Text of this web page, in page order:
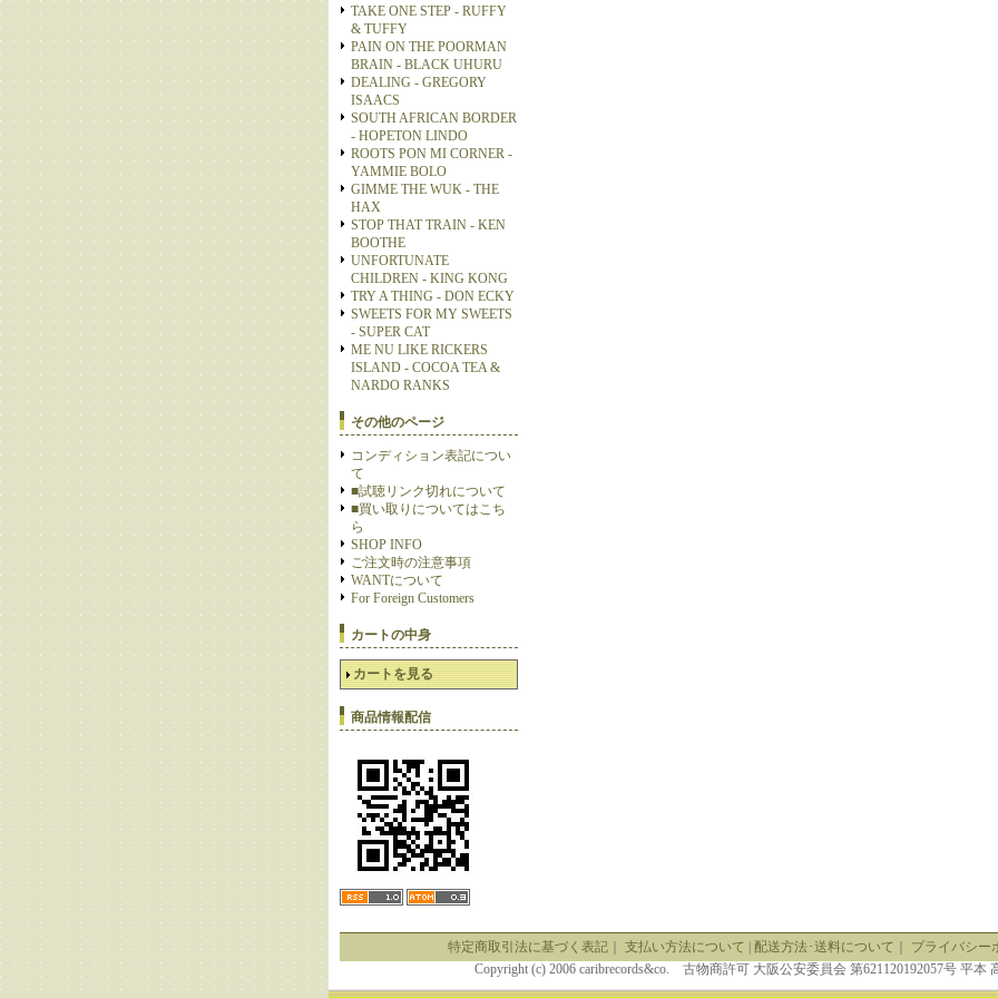
TAKE ONE STEP - RUFFY
& TUFFY
PAIN ON THE POORMAN
BRAIN - BLACK UHURU
DEALING - GREGORY
ISAACS
SOUTH AFRICAN BORDER
- HOPETON LINDO
ROOTS PON MI CORNER -
YAMMIE BOLO
GIMME THE WUK - THE
HAX
STOP THAT TRAIN - KEN
BOOTHE
UNFORTUNATE
CHILDREN - KING KONG
TRY A THING - DON ECKY
SWEETS FOR MY SWEETS
- SUPER CAT
ME NU LIKE RICKERS
ISLAND - COCOA TEA &
NARDO RANKS
その他のページ
コンディション表記につい
て
■試聴リンク切れについて
■買い取りについてはこち
ら
SHOP INFO
ご注文時の注意事項
WANTについて
For Foreign Customers
カートの中身
カートを見る
商品情報配信
特定商取引法に基づく表記｜ 支払い方法について 配送方法･送料について
プライバシー
Copyright (c) 2006 caribrecords&co. 古物商許可 大阪公安委員会 第621120192057号 平本